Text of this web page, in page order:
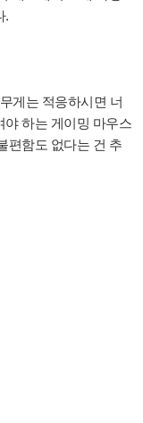
.
게는 적응하시면 너
야 하는 게이밍 마우스
편함도 없다는 건 추